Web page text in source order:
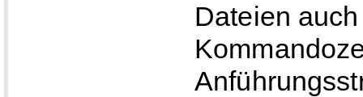
Dateien